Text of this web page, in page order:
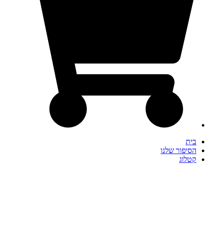
בית
הסיפור שלנו
קטלוג